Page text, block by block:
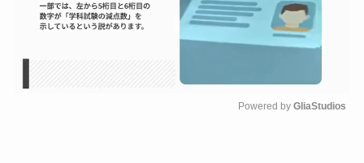
Powered by GliaStudios